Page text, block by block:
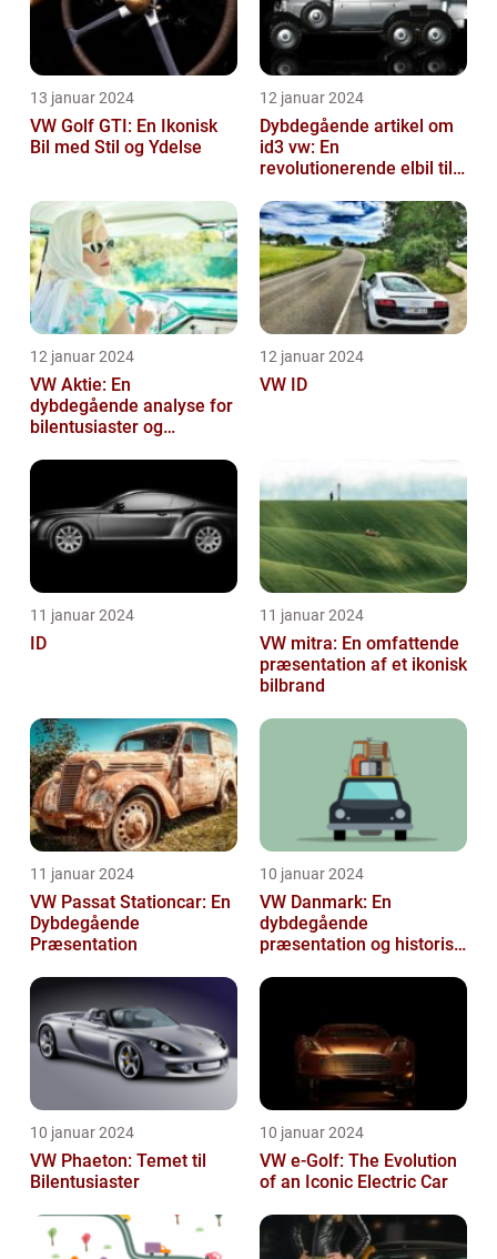
13 januar 2024
VW Golf GTI: En Ikonisk
Bil med Stil og Ydelse
12 januar 2024
Dybdegående artikel om
id3 vw: En
revolutionerende elbil til
12 januar 2024
VW Aktie: En
dybdegående analyse for
bilentusiaster og
12 januar 2024
VW ID
11 januar 2024
ID
11 januar 2024
VW mitra: En omfattende
præsentation af et ikonisk
bilbrand
11 januar 2024
VW Passat Stationcar: En
Dybdegående
Præsentation
10 januar 2024
VW Danmark: En
dybdegående
præsentation og historisk
10 januar 2024
VW Phaeton: Temet til
Bilentusiaster
10 januar 2024
VW e-Golf: The Evolution
of an Iconic Electric Car